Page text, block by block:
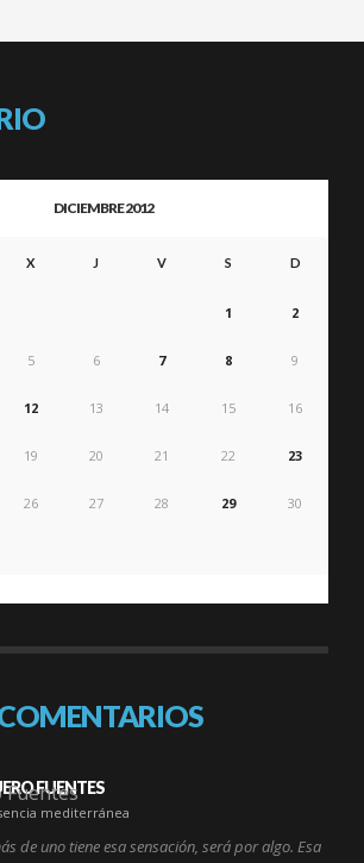
DICIEMBRE 2012
X J V S D
1 2
5 6 7 8 9
12 13 14 15 16
19 20 21 22 23
26 27 28 29 30
FUENTES
mediterránea
de uno tiene esa sensación, será por algo. Esa